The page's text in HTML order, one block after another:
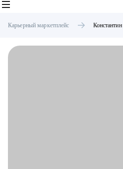
Карьерный маркетплейс Константин